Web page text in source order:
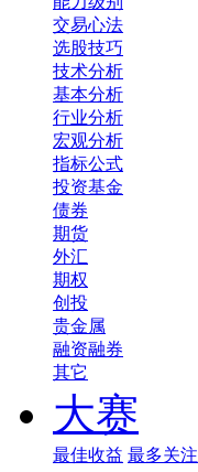
交易心法
选股技巧
技术分析
基本分析
行业分析
宏观分析
指标公式
投资基金
债券
期货
外汇
期权
创投
贵金属
融资融券
其它
大赛
最佳收益 最多关注